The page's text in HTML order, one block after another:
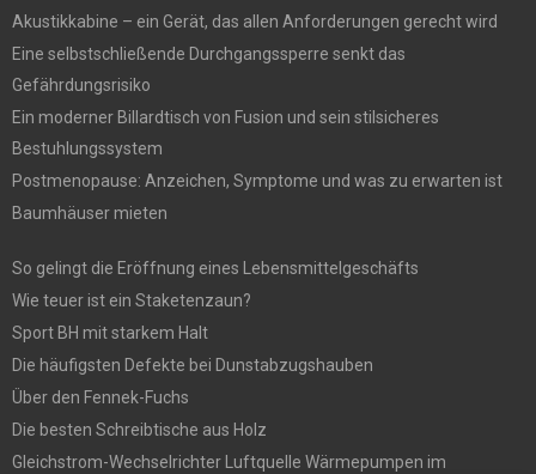
Akustikkabine – ein Gerät, das allen Anforderungen gerecht wird
Eine selbstschließende Durchgangssperre senkt das
Gefährdungsrisiko
Ein moderner Billardtisch von Fusion und sein stilsicheres
Bestuhlungssystem
Postmenopause: Anzeichen, Symptome und was zu erwarten ist
Baumhäuser mieten
So gelingt die Eröffnung eines Lebensmittelgeschäfts
Wie teuer ist ein Staketenzaun?
Sport BH mit starkem Halt
Die häufigsten Defekte bei Dunstabzugshauben
Über den Fennek-Fuchs
Die besten Schreibtische aus Holz
Gleichstrom-Wechselrichter Luftquelle Wärmepumpen im